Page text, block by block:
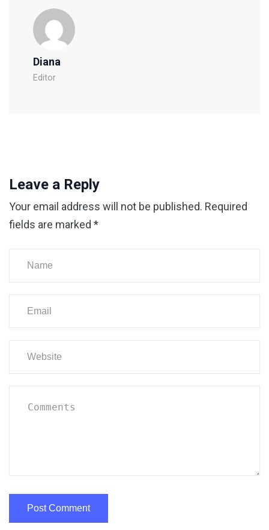
Diana
Editor
Leave a Reply
Your email address will not be published. Required
fields are marked *